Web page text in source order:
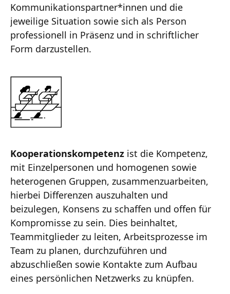
Kommunikationspartner*innen und die
jeweilige Situation sowie sich als Person
professionell in Präsenz und in schriftlicher
Form darzustellen.
Kooperationskompetenz ist die Kompetenz,
mit Einzelpersonen und homogenen sowie
heterogenen Gruppen, zusammenzuarbeiten,
hierbei Differenzen auszuhalten und
beizulegen, Konsens zu schaffen und offen für
Kompromisse zu sein. Dies beinhaltet,
Teammitglieder zu leiten, Arbeitsprozesse im
Team zu planen, durchzuführen und
abzuschließen sowie Kontakte zum Aufbau
eines persönlichen Netzwerks zu knüpfen.